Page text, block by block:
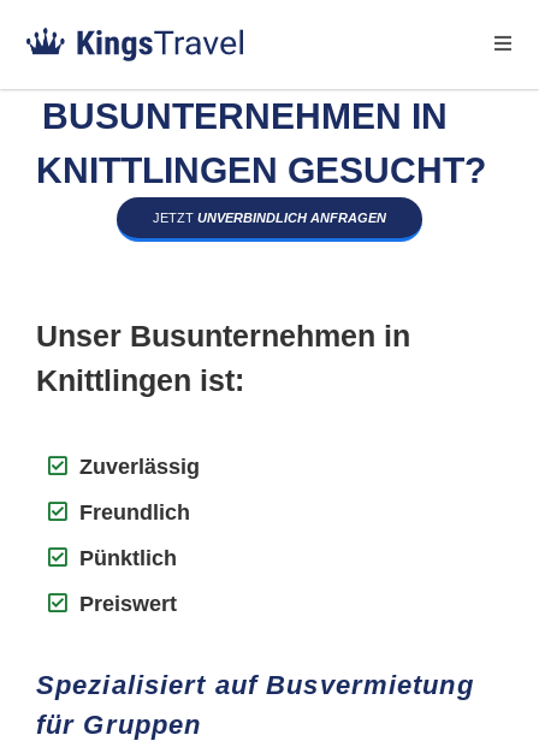
BUSUNTERNEHMEN IN
KNITTLINGEN GESUCHT?
JETZT UNVERBINDLICH ANFRAGEN
Unser Busunternehmen in
Knittlingen ist:
Zuverlässig
Freundlich
Pünktlich
Preiswert
Spezialisiert auf Busvermietung
für Gruppen